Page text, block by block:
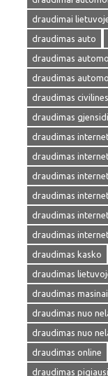
draudimai
draudimas auto
draudimas
draudimas
draudimas
draudimas
draudimas
draudimas
draudimas
draudimas
draudimas
draudimas
draudimas kasko
draudimas
draudimas masinai
draudimas nuo
draudimas nuo
draudimas online
draudimas